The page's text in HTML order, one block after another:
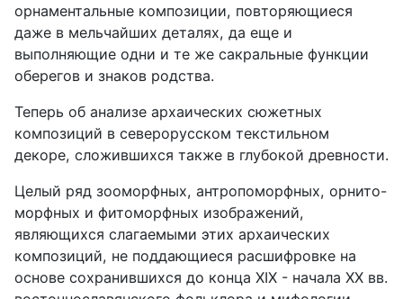
орнаментальные композиции, повторяющиеся
даже в мельчайших деталях, да еще и
выполняющие одни и те же сакральные функции
оберегов и знаков родства.
Теперь об анализе архаических сюжетных
композиций в северорусском текстильном
декоре, сложившихся также в глубокой древности.
Целый ряд зооморфных, антропоморфных, орнито-
морфных и фитоморфных изображений,
являющихся слагаемыми этих архаических
композиций, не поддающиеся расшифровке на
основе сохранившихся до конца XIX - начала XX вв.